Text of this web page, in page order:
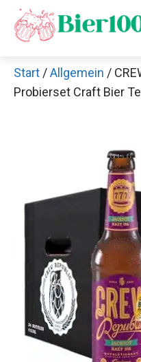
Zum
Inhalt
springen
Start /Allgemein /
Probierset Craft Bier